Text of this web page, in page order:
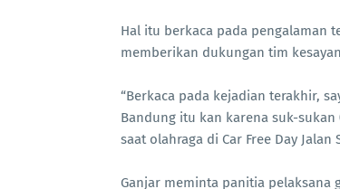
Hal itu berkaca pada pengalaman
memberikan dukungan tim
“Berkaca pada kejadian terakhir,
Bandung itu kan karena suk-
saat olahraga di Car Free Day
Ganjar meminta panitia pelaksana